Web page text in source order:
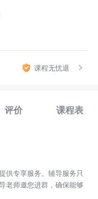
课程无忧退
评价 课程表
供专享服务。辅导服务只
老师邀您进群，确保能够